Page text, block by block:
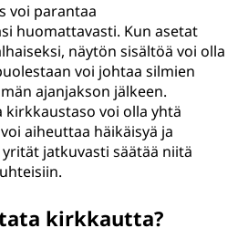
voi parantaa
huomattavasti. Kun asetat
näytön sisältöä voi olla
voi johtaa silmien
ajanjakson jälkeen.
kirkkaustaso voi olla yhtä
aiheuttaa häikäisyä ja
jatkuvasti säätää niitä
kirkkautta?